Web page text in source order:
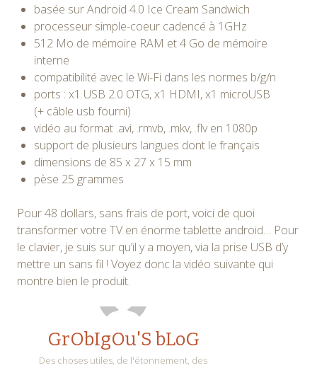
basée sur Android 4.0 Ice Cream Sandwich
processeur simple-coeur cadencé à 1GHz
512 Mo de mémoire RAM et 4 Go de mémoire
interne
compatibilité avec le Wi-Fi dans les normes b/g/n
ports : x1 USB 2.0 OTG, x1 HDMI, x1 microUSB
(+ câble usb fourni)
vidéo au format .avi, .rmvb, .mkv, .flv en 1080p
support de plusieurs langues dont le français
dimensions de 85 x 27 x 15 mm
pèse 25 grammes
Pour 48 dollars, sans frais de port, voici de quoi
transformer votre TV en énorme tablette android… Pour
le clavier, je suis sur qu’il y a moyen, via la prise USB d’y
mettre un sans fil ! Voyez donc la vidéo suivante qui
montre bien le produit.